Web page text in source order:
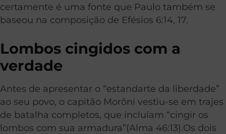
certamente é uma fonte que Paulo também se
baseou na composição de Efésios 6:14, 17.
Lombos cingidos com a
verdade
Antes de apresentar o “estandarte da liberdade”
ao seu povo, o capitão Morôni vestiu-se em trajes
de batalha completos, que incluíam “cingir os
lombos com sua armadura”(Alma 46:13).Os dois